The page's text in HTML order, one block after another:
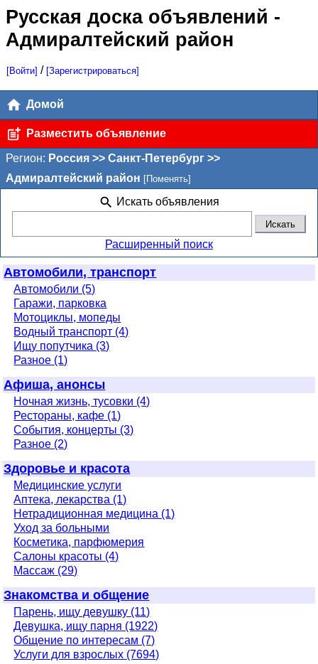
Русская доска объявлений -
Адмиралтейский район
[Войти] / [Зарегистрироваться]
Домой
Разместить объявление
Регион: Россия >> Санкт-Петербург >>
Адмиралтейский район [Поменять]
Искать объявления
Расширенный поиск
Автомобили, транспорт
Автомобили (5)
Гаражи, парковка
Мотоциклы, мопеды
Водный транспорт (4)
Ищу попутчика (3)
Разное (1)
Афиша, анонсы
Ночная жизнь, тусовки (4)
Рестораны, кафе (1)
События, концерты (3)
Разное (2)
Здоровье и красота
Медицинские услуги
Аптека, лекарства (1)
Нетрадиционная медицина (1)
Уход за больными
Косметика, парфюмерия
Салоны красоты (4)
Массаж (29)
Знакомства и общение
Парень, ищу девушку (11)
Девушка, ищу парня (1922)
Общение по интересам (7)
Услуги для взрослых (7694)